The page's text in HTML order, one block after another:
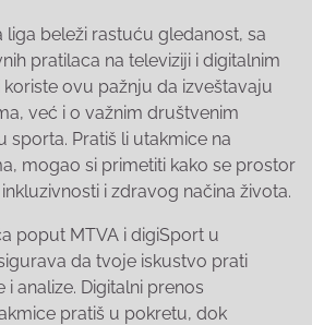
liga beleži rastuću gledanost, sa
pratilaca na televiziji i digitalnim
ovu pažnju da izveštavaju
već i o važnim društvenim
sporta. Pratiš li utakmice na
mogao si primetiti kako se prostor
i zdravog načina života.
poput MTVA i digiSport u
da tvoje iskustvo prati
analize. Digitalni prenos
pratiš u pokretu, dok